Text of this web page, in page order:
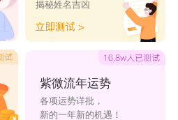
，时机尚未到，还需得望候。
，若是汝姻缘，自会来相投。
，此情需火候，若熟自然透。
，若堪复合者，他自来相说。
，管他哪里走，无忧睡被窝。
观音灵签第54签
观音灵签第56签
观音灵签第58签
观音灵签第60签
揭秘姓名吉凶
紫微流年运势
各项运势详批，
新的一年新的机遇！